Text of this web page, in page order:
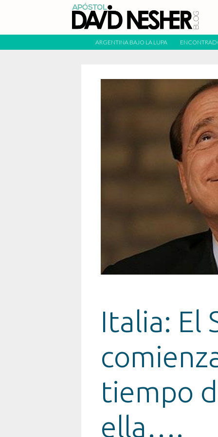
ARGENTINA BAJO LA LUPA
Italia: El
tiempo
ella….